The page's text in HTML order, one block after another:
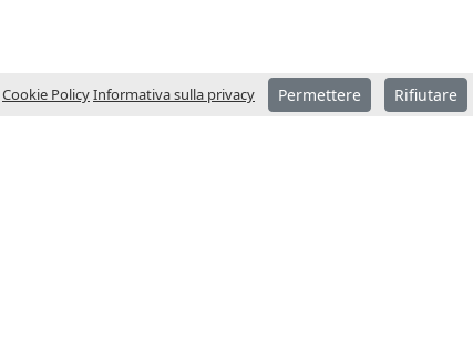
Cookie PolicyInformativa sulla privacy Permettere Rifiutare